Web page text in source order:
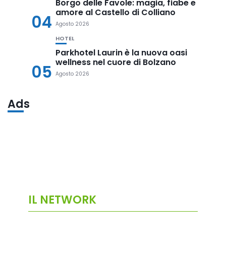
04
Borgo delle Favole: magia, fiabe e
amore al Castello di Colliano
Agosto 2026
05
HOTEL
Parkhotel Laurin è la nuova oasi
wellness nel cuore di Bolzano
Agosto 2026
Ads
IL NETWORK